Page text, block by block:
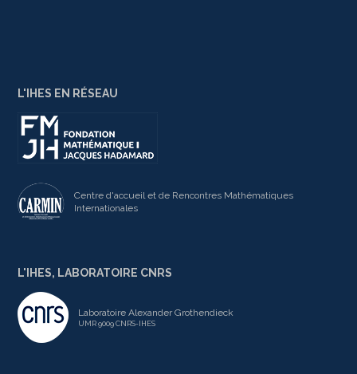
L'IHES EN RÉSEAU
Centre d'accueil et de Rencontres Mathématiques
Internationales
L'IHES, LABORATOIRE CNRS
Laboratoire Alexander Grothendieck
UMR 9009 CNRS-IHES